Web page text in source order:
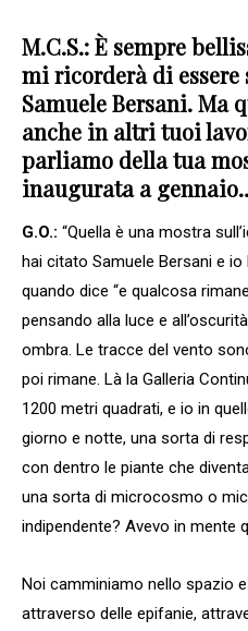
M.C.S.: È sempre
mi ricorderà di essere
Samuele Bersani. Ma
anche in altri tuoi
parliamo della tua
inaugurata a
G.O.: “Quella è una mostra
hai citato Samuele Bersani e io
quando dice “e qualcosa
pensando alla luce e
ombra. Le tracce del vento
poi rimane. Là la Galleria
1200 metri quadrati, e io in
giorno e notte, una sorta di
con dentro le piante che
una sorta di microcosmo o
indipendente? Avevo in mente
Noi camminiamo nello spazio
attraverso delle epifanie,